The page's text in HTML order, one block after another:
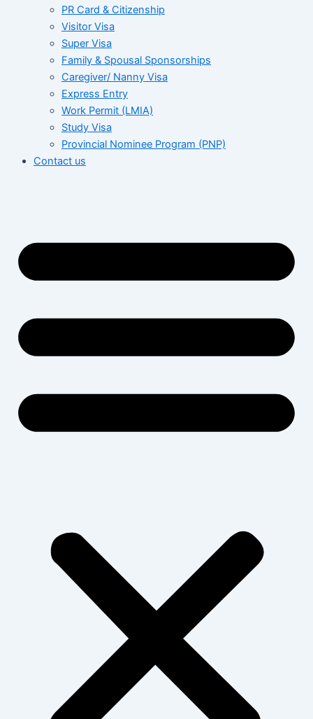
PR Card & Citizenship
Visitor Visa
Super Visa
Family & Spousal Sponsorships
Caregiver/ Nanny Visa
Express Entry
Work Permit (LMIA)
Study Visa
Provincial Nominee Program (PNP)
Contact us